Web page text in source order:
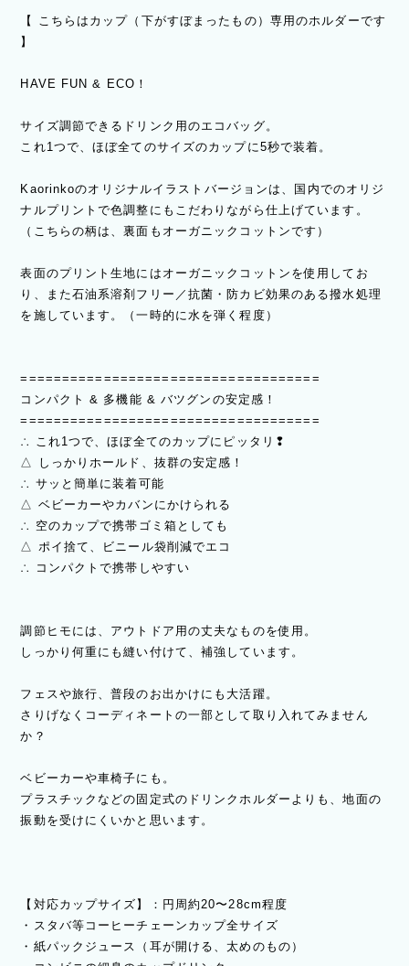
【 こちらはカップ（下がすぼまったもの）専用のホルダーです
】
HAVE FUN & ECO！
サイズ調節できるドリンク用のエコバッグ。
これ1つで、ほぼ全てのサイズのカップに5秒で装着。
Kaorinkoのオリジナルイラストバージョンは、国内でのオリジ
ナルプリントで色調整にもこだわりながら仕上げています。
（こちらの柄は、裏面もオーガニックコットンです）
表面のプリント生地にはオーガニックコットンを使用してお
り、また石油系溶剤フリー／抗菌・防カビ効果のある撥水処理
を施しています。（一時的に水を弾く程度）
====================================
コンパクト & 多機能 & バツグンの安定感！
====================================
∴ これ1つで、ほぼ全てのカップにピッタリ❢
△ しっかりホールド、抜群の安定感！
∴ サッと簡単に装着可能
△ ベビーカーやカバンにかけられる
∴ 空のカップで携帯ゴミ箱としても
△ ポイ捨て、ビニール袋削減でエコ
∴ コンパクトで携帯しやすい
調節ヒモには、アウトドア用の丈夫なものを使用。
しっかり何重にも縫い付けて、補強しています。
フェスや旅行、普段のお出かけにも大活躍。
さりげなくコーディネートの一部として取り入れてみません
か？
ベビーカーや車椅子にも。
プラスチックなどの固定式のドリンクホルダーよりも、地面の
振動を受けにくいかと思います。
【対応カップサイズ】：円周約20〜28cm程度
・スタバ等コーヒーチェーンカップ全サイズ
・紙パックジュース（耳が開ける、太めのもの）